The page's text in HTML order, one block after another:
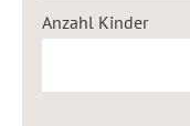
Anzahl Kinder